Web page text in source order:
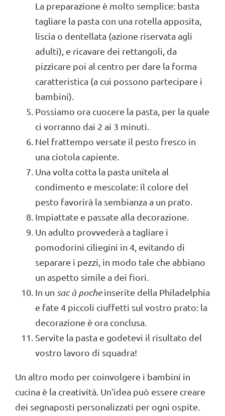
La preparazione è molto semplice: basta
tagliare la pasta con una rotella apposita,
liscia o dentellata (azione riservata agli
adulti), e ricavare dei rettangoli, da
pizzicare poi al centro per dare la forma
caratteristica (a cui possono partecipare i
bambini).
Possiamo ora cuocere la pasta, per la quale
ci vorranno dai 2 ai 3 minuti.
Nel frattempo versate il pesto fresco in
una ciotola capiente.
Una volta cotta la pasta unitela al
condimento e mescolate: il colore del
pesto favorirà la sembianza a un prato.
Impiattate e passate alla decorazione.
Un adulto provvederà a tagliare i
pomodorini ciliegini in 4, evitando di
separare i pezzi, in modo tale che abbiano
un aspetto simile a dei fiori.
In un sacà pocheinserite della Philadelphia
e fate 4 piccoli ciuffetti sul vostro prato: la
decorazione è ora conclusa.
Servite la pasta e godetevi il risultato del
vostro lavoro di squadra!
Un altro modo per coinvolgere i bambini in
cucina è la creatività. Un’idea può essere creare
dei segnaposti personalizzati per ogni ospite.